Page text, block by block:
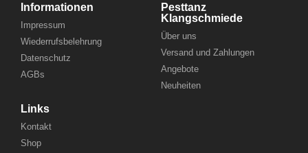
Informationen
Impressum
Wiederrufsbelehrung
Datenschutz
AGBs
Pesttanz
Klangschmiede
Über uns
Versand und Zahlungen
Angebote
Neuheiten
Links
Kontakt
Shop